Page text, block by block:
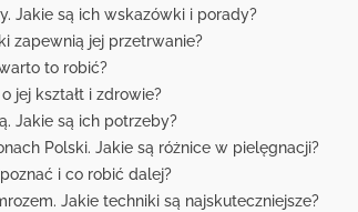
Jakie są ich wskazówki i porady?
zapewnią jej przetrwanie?
to robić?
jej kształt i zdrowie?
Jakie są ich potrzeby?
Polski. Jakie są różnice w pielęgnacji?
i co robić dalej?
Jakie techniki są najskuteczniejsze?